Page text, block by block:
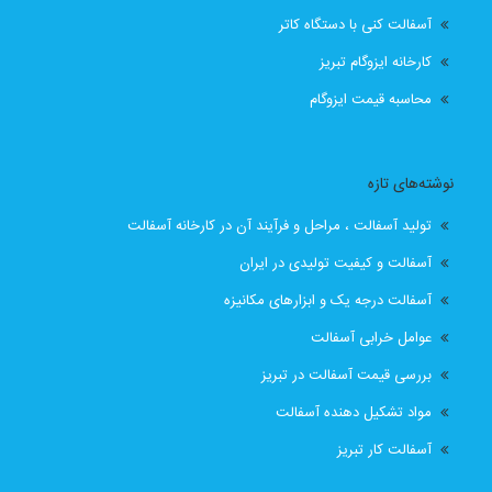
قیمت انواع ایزوگام در تبریز
قیمت ایزوگام آذربام حفاظ
قیمت ایزوگام تبریز
قیمت بهترین ایزوگام
لیست قیمت ایزوگام تبریز
لیست قیمت ایزوگام در تبریز
نصب رایگان
نصب رایگان ایزوگام در تبریز
آسفالت کنی با دستگاه کاتر
کارخانه ایزوگام تبریز
محاسبه قیمت ایزوگام
نوشته‌های تازه
تولید آسفالت ، مراحل و فرآیند آن در کارخانه آسفالت
آسفالت و کیفیت تولیدی در ایران
آسفالت درجه یک و ابزارهای مکانیزه
عوامل خرابی آسفالت
بررسی قیمت آسفالت در تبریز
مواد تشکیل دهنده آسفالت
آسفالت کار تبریز